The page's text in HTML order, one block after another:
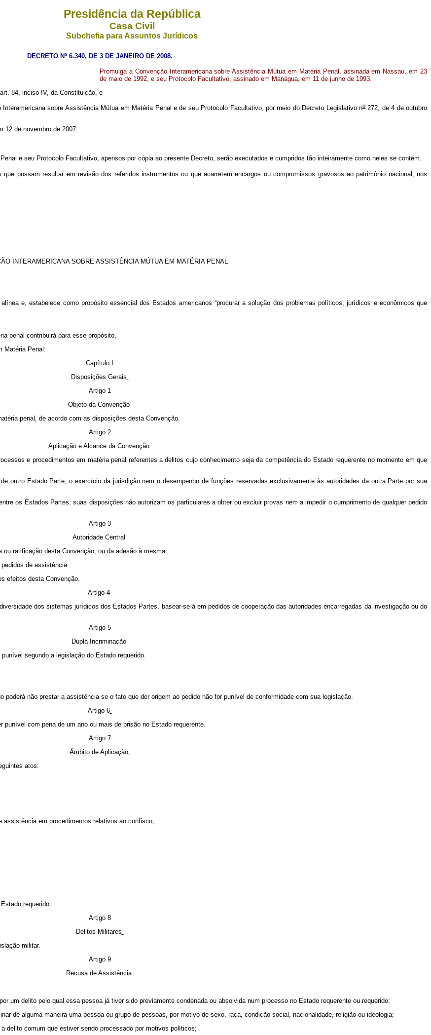
Presidência da República
Casa Civil
Subchefia para Assuntos Jurídicos
DECRETO Nº 6.340, DE 3 DE JANEIRO DE 2008.
Promulga a Convenção Interamericana sobre Assistência Mútua em Matéria Penal, assinada em Nassau, em 23
de maio de 1992, e seu Protocolo Facultativo, assinado em Manágua, em 11 de junho de 1993.
84, inciso IV, da Constituição, e
sobre Assistência Mútua em Matéria Penal e de seu Protocolo Facultativo, por meio do Decreto Legislativo no272, de 4 de outubro
12 de novembro de 2007;
e seu Protocolo Facultativo, apensos por cópia ao presente Decreto, serão executados e cumpridos tão inteiramente como neles se contém.
possam resultar em revisão dos referidos instrumentos ou que acarretem encargos ou compromissos gravosos ao patrimônio nacional, nos
INTERAMERICANA SOBRE ASSISTÊNCIA MÚTUA EM MATÉRIA PENAL
e, estabelece como propósito essencial dos Estados americanos “procurar a solução dos problemas políticos, jurídicos e econômicos que
penal contribuirá para esse propósito,
Matéria Penal:
Capítulo I
Disposições Gerais
Artigo 1
Objeto da Convenção
penal, de acordo com as disposições desta Convenção.
Artigo 2
Aplicação e Alcance da Convenção
e procedimentos em matéria penal referentes a delitos cujo conhecimento seja da competência do Estado requerente no momento em que
outro Estado Parte, o exercício da jurisdição nem o desempenho de funções reservadas exclusivamente às autoridades da outra Parte por sua
os Estados Partes; suas disposições não autorizam os particulares a obter ou excluir provas nem a impedir o cumprimento de qualquer pedido
Artigo 3
Autoridade Central
ratificação desta Convenção, ou da adesão à mesma.
de assistência.
efeitos desta Convenção.
Artigo 4
dos sistemas jurídicos dos Estados Partes, basear-se-á em pedidos de cooperação das autoridades encarregadas da investigação ou do
Artigo 5
Dupla Incriminação
segundo a legislação do Estado requerido.
não prestar a assistência se o fato que der origem ao pedido não for punível de conformidade com sua legislação.
Artigo 6
com pena de um ano ou mais de prisão no Estado requerente.
Artigo 7
Âmbito de Aplicação
atos:
em procedimentos relativos ao confisco;
requerido.
Artigo 8
Delitos Militares
militar.
Artigo 9
Recusa de Assistência
um delito pelo qual essa pessoa já tiver sido previamente condenada ou absolvida num processo no Estado requerente ou requerido;
de alguma maneira uma pessoa ou grupo de pessoas, por motivo de sexo, raça, condição social, nacionalidade, religião ou ideologia;
delito comum que estiver sendo processado por motivos políticos;